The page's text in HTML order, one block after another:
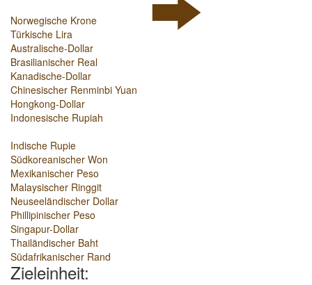
Norwegische Krone
Türkische Lira
Australische-Dollar
Brasilianischer Real
Kanadische-Dollar
Chinesischer Renminbi Yuan
Hongkong-Dollar
Indonesische Rupiah
Indische Rupie
Südkoreanischer Won
Mexikanischer Peso
Malaysischer Ringgit
Neuseeländischer Dollar
Phillipinischer Peso
Singapur-Dollar
Thailändischer Baht
Südafrikanischer Rand
Zieleinheit: